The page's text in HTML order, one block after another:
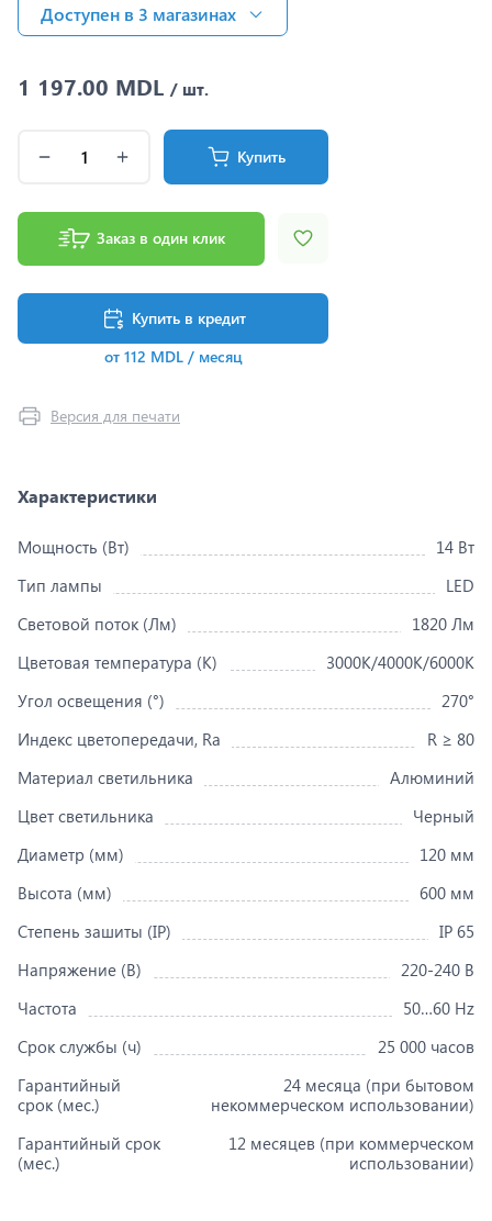
Доступен в 3 магазинах
1 197.00 MDL / шт.
Купить
Заказ в один клик
Купить в кредит
от 112 MDL / месяц
Версия для печати
Характеристики
Мощность (Вт)
14 Вт
Тип лампы
LED
Световой поток (Лм)
1820 Лм
Цветовая температура (K)
3000K/4000K/6000K
Угол освещения (°)
270°
Индекс цветопередачи, Ra
R ≥ 80
Материал светильника
Алюминий
Цвет светильника
Черный
Диаметр (мм)
120 мм
Высота (мм)
600 мм
Степень зашиты (IP)
IP 65
Напряжение (В)
220-240 В
Частота
50…60 Hz
Срок службы (ч)
25 000 часов
Гарантийный
срок (мес.)
24 месяца (при бытовом
некоммерческом использовании)
Гарантийный срок
(мес.)
12 месяцев (при коммерческом
использовании)